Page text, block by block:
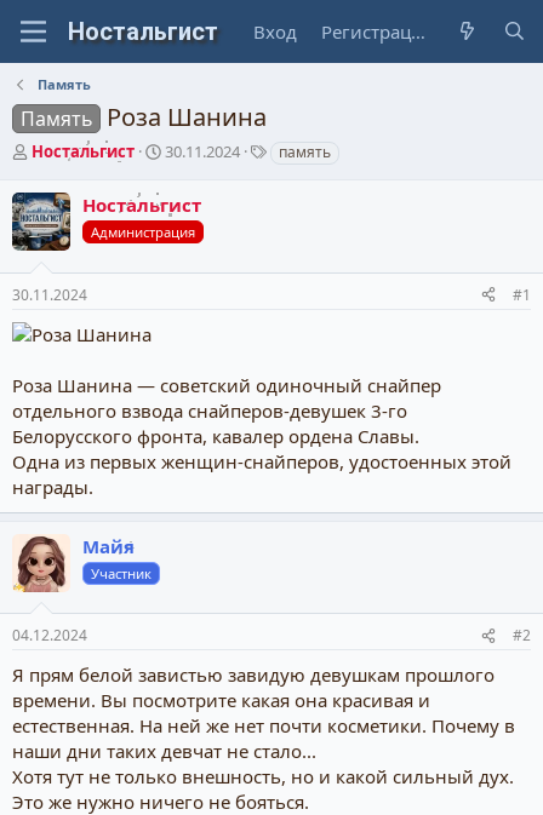
Вход Регистрация
Память
Память Роза Шанина
А
т
о
р
м
ы
Ностальгист
Д
а
н
ч
30.11.2024 память
Ностальгист
Администрация
30.11.2024 #1
Роза Шанина — советский одиночный снайпер
отдельного взвода снайперов-девушек 3-го
Белорусского фронта, кавалер ордена Славы.
Одна из первых женщин-снайперов, удостоенных этой
награды.
Майя
Участник
04.12.2024 #2
Я прям белой завистью завидую девушкам прошлого
времени. Вы посмотрите какая она красивая и
естественная. На ней же нет почти косметики. Почему в
наши дни таких девчат не стало...
Хотя тут не только внешность, но и какой сильный дух.
Это же нужно ничего не бояться.